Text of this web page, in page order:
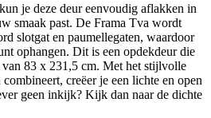
je deze deur eenvoudig aflakken in
smaak past. De Frama Tva wordt
slotgat en paumellegaten, waardoor
ophangen. Dit is een opdekdeur die
83 x 231,5 cm. Met het stijlvolle
creëer je een lichte en open
geen inkijk? Kijk dan naar de dichte